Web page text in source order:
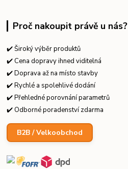
Proč nakoupit právě u nás?
✔️ Široký výběr produktů
✔️ Cena dopravy ihned viditelná
✔️ Doprava až na místo stavby
✔️ Rychlé a spolehlivé dodání
✔️ Přehledné porovnání parametrů
✔️ Odborné poradenství zdarma
B2B / Velkoobchod